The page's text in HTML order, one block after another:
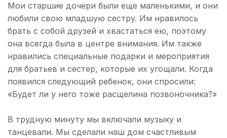
Мои старшие дочери были еще маленькими, и они
любили свою младшую сестру. Им нравилось
брать с собой друзей и хвастаться ею, поэтому
она всегда была в центре внимания. Им также
нравились специальные подарки и мероприятия
для братьев и сестер, которые их угощали. Когда
появился следующий ребенок, они спросили:
«Будет ли у него тоже расщелина позвоночника?»
В трудную минуту мы включали музыку и
танцевали. Мы сделали наш дом счастливым